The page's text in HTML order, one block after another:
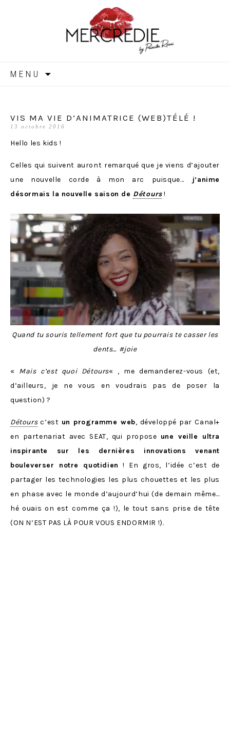
MERCREDIE
MENU
VIS MA VIE D’ANIMATRICE (WEB)TÉLÉ !
13 octobre 2016
Hello les kids !
Celles qui suivent auront remarqué que je viens d’ajouter
une nouvelle corde à mon arc puisque… j’anime
désormais la nouvelle saison de Détours!
Quand tu souris tellement fort que tu pourrais te casser les
dents… #joie
« Mais c’est quoi Détours« , me demanderez-vous (et,
d’ailleurs, je ne vous en voudrais pas de poser la
question) ?
Détours c’est un programme web, développé par Canal+
en partenariat avec SEAT, qui propose une veille ultra
inspirante sur les dernières innovations venant
bouleverser notre quotidien ! En gros, l’idée c’est de
partager les technologies les plus chouettes et les plus
en phase avec le monde d’aujourd’hui (de demain même…
hé ouais on est comme ça !), le tout sans prise de tête
(ON N’EST PAS LÀ POUR VOUS ENDORMIR !).